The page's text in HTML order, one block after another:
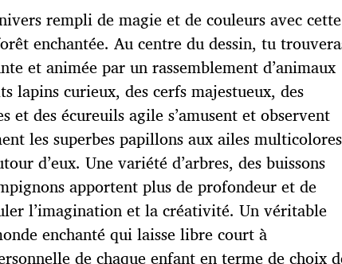
rempli de magie et de couleurs avec cette
enchantée. Au centre du dessin, tu
et animée par un rassemblement d’animaux
lapins curieux, des cerfs majestueux, des
et des écureuils agile s’amusent et observent
les superbes papillons aux ailes multicolores
d’eux. Une variété d’arbres, des buissons
apportent plus de profondeur et de
l’imagination et la créativité. Un véritable
enchanté qui laisse libre court à
de chaque enfant en terme de choix